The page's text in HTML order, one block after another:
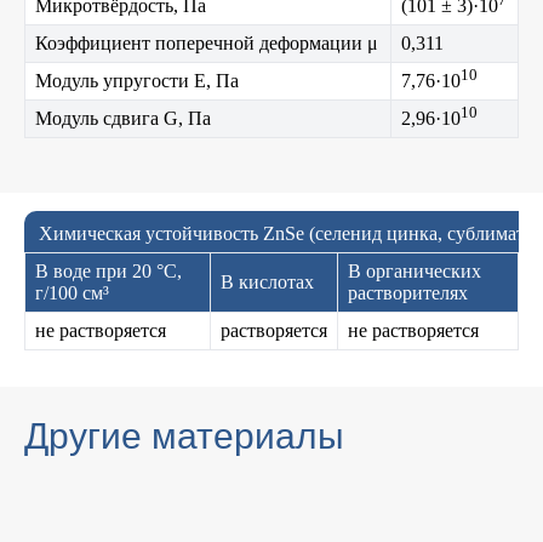
Микротвёрдость, Па (101 ± 3)·10
Коэффициент поперечной деформации μ
0,311
Модуль упругости E, Па
7,76·1010
Модуль сдвига G, Па 2,96·1010
Химическая устойчивость ZnSe (селенид цинка, сублимат)
В воде при 20 °C,
г/100 см³
В кислотах
В органических
растворителях
не растворяется
растворяется не растворяется
Другие материалы